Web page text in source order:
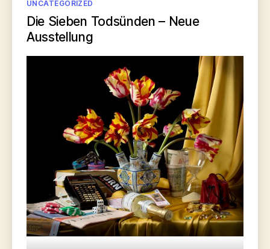
UNCATEGORIZED
Die Sieben Todsünden – Neue
Ausstellung